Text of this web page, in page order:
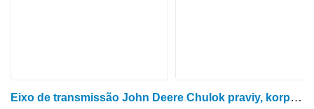
Eixo de transmissão John Deere Chulok praviy, korpus mosta R344654 para trator de rodas John Deere 8100, 8200, 8300, 8400, 8110, 8210, 8310, 8410, 8120, 8220, 8320, 8420, 8520, 8130, 8230, 8330, 8430